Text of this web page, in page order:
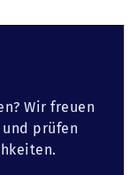
Wir freuen
prüfen